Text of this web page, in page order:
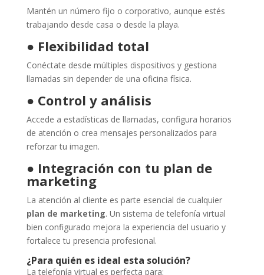
Mantén un número fijo o corporativo, aunque estés
trabajando desde casa o desde la playa.
● Flexibilidad total
Conéctate desde múltiples dispositivos y gestiona
llamadas sin depender de una oficina física.
● Control y análisis
Accede a estadísticas de llamadas, configura horarios
de atención o crea mensajes personalizados para
reforzar tu imagen.
● Integración con tu plan de
marketing
La atención al cliente es parte esencial de cualquier
plan de marketing. Un sistema de telefonía virtual
bien configurado mejora la experiencia del usuario y
fortalece tu presencia profesional.
¿Para quién es ideal esta solución?
La telefonía virtual es perfecta para: